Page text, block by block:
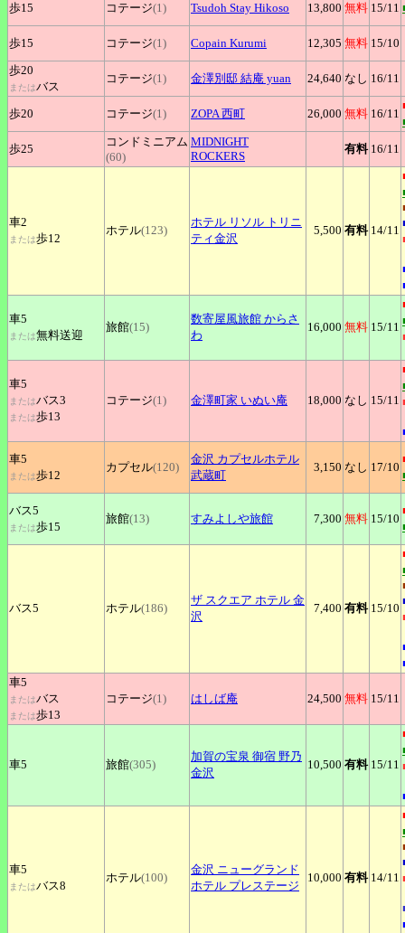
歩15
コテージ(1) Tsudoh Stay Hikoso 13,800 無料 15/11
歩15 コテージ(1) Copain Kurumi 12,305 無料 15/10
歩20
またはバス
コテージ(1) 金澤別邸 結庵 yuan 24,640 なし 16/11
歩20 コテージ(1) ZOPA西町 26,000 無料 16/11
歩25
コンドミニアム
(60)
MIDNIGHT
ROCKERS
有料 16/11
車2
または歩12
ホテル(123)
ホテル リソル トリニ
ティ金沢
5,500 有料 14/11
車5
または無料送迎
旅館(15)
数寄屋風旅館 からさ
わ
16,000 無料 15/11
車5
またはバス3
または歩13
コテージ(1) 金澤町家 いぬい庵 18,000 なし 15/11
車5
または歩12
カプセル(120)
金沢 カプセルホテル
武蔵町
3,150 なし 17/10
バス5
または歩15
旅館(13) すみよしや旅館 7,300 無料 15/10
バス5 ホテル(186)
ザ スクエア ホテル 金
沢
7,400 有料 15/10
車5
またはバス
または歩13
コテージ(1) はしば庵 24,500 無料 15/11
車5 旅館(305)
加賀の宝泉 御宿 野乃
金沢
10,500 有料 15/11
車5
またはバス8
ホテル(100)
金沢 ニューグランド
ホテル プレステージ
10,000 有料 14/11